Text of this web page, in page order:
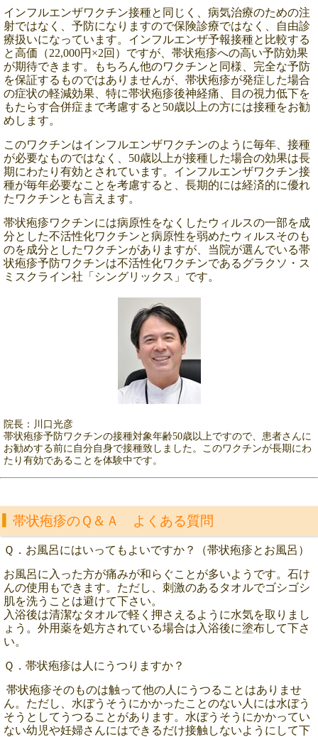
インフルエンザワクチン接種と同じく、病気治療のための注
射ではなく、予防になりますので保険診療ではなく、自由診
療扱いになっています。インフルエンザ予報接種と比較する
と高価（22,000円×2回）ですが、帯状疱疹への高い予防効果
が期待できます。もちろん他のワクチンと同様、完全な予防
を保証するものではありませんが、帯状疱疹が発症した場合
の症状の軽減効果、特に帯状疱疹後神経痛、目の視力低下を
もたらす合併症まで考慮すると50歳以上の方には接種をお勧
めします。
このワクチンはインフルエンザワクチンのように毎年、接種
が必要なものではなく、50歳以上が接種した場合の効果は長
期にわたり有効とされています。インフルエンザワクチン接
種が毎年必要なことを考慮すると、長期的には経済的に優れ
たワクチンとも言えます。
帯状疱疹ワクチンには病原性をなくしたウィルスの一部を成
分とした不活性化ワクチンと病原性を弱めたウィルスそのも
のを成分としたワクチンがありますが、当院が選んでいる帯
状疱疹予防ワクチンは不活性化ワクチンであるグラクソ・ス
ミスクライン社「シングリックス」です。
院長：川口光彦
帯状疱疹予防ワクチンの接種対象年齢50歳以上ですので、患者さんに
お勧めする前に自分自身で接種致しました。このワクチンが長期にわ
たり有効であることを体験中です。
帯状疱疹のＱ＆Ａ よくある質問
Ｑ．お風呂にはいってもよいですか？（帯状疱疹とお風呂）
お風呂に入った方が痛みが和らぐことが多いようです。石け
んの使用もできます。ただし、刺激のあるタオルでゴシゴシ
肌を洗うことは避けて下さい。
入浴後は清潔なタオルで軽く押さえるように水気を取りまし
ょう。外用薬を処方されている場合は入浴後に塗布して下さ
い。
Ｑ．帯状疱疹は人にうつりますか？
帯状疱疹そのものは触って他の人にうつることはありませ
ん。ただし、水ぼうそうにかかったことのない人には水ぼう
そうとしてうつることがあります。水ぼうそうにかかってい
ない幼児や妊婦さんにはできるだけ接触しないようにして下